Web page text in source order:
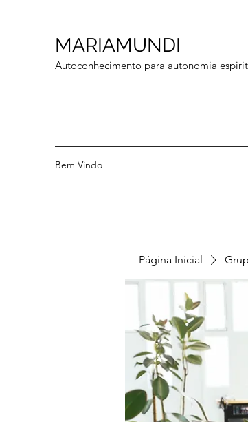
MARIAMUNDI
Autoconhecimento para autonomia
Bem Vindo
Página Inicial